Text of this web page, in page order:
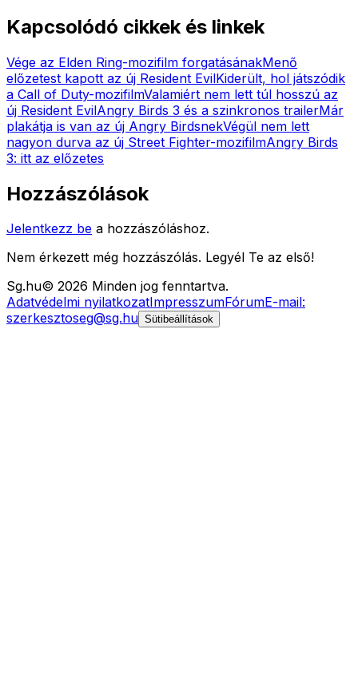
Kapcsolódó cikkek és linkek
Vége az Elden Ring-mozifilm forgatásánakMenő
előzetest kapott az új Resident EvilKiderült, hol játszódik
a Call of Duty-mozifilmValamiért nem lett túl hosszú az
új Resident EvilAngry Birds 3 és a szinkronos trailerMár
plakátja is van az új Angry BirdsnekVégül nem lett
nagyon durva az új Street Fighter-mozifilmAngry Birds
3: itt az előzetes
Hozzászólások
Jelentkezz be a hozzászóláshoz.
Nem érkezett még hozzászólás. Legyél Te az első!
Sg.hu© 2026 Minden jog fenntartva.
Adatvédelmi nyilatkozatImpresszumFórumE-mail:
szerkesztoseg@sg.hu Sütibeállítások